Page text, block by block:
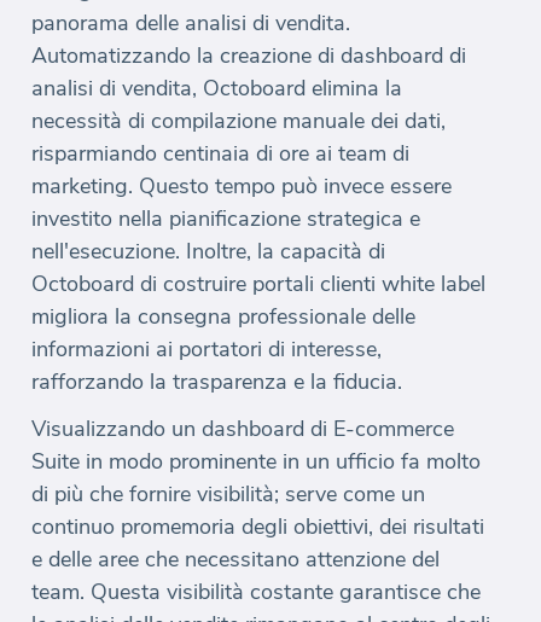
panorama delle analisi di vendita.
Automatizzando la creazione di dashboard di
analisi di vendita, Octoboard elimina la
necessità di compilazione manuale dei dati,
risparmiando centinaia di ore ai team di
marketing. Questo tempo può invece essere
investito nella pianificazione strategica e
nell'esecuzione. Inoltre, la capacità di
Octoboard di costruire portali clienti white label
migliora la consegna professionale delle
informazioni ai portatori di interesse,
rafforzando la trasparenza e la fiducia.
Visualizzando un dashboard di E-commerce
Suite in modo prominente in un ufficio fa molto
di più che fornire visibilità; serve come un
continuo promemoria degli obiettivi, dei risultati
e delle aree che necessitano attenzione del
team. Questa visibilità costante garantisce che